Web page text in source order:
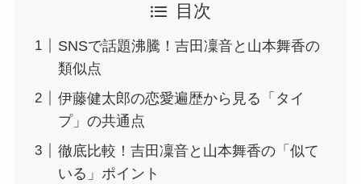
目次
SNSで話題沸騰！吉田凜音と山本舞香の
類似点
伊藤健太郎の恋愛遍歴から見る「タイ
プ」の共通点
徹底比較！吉田凜音と山本舞香の「似て
いる」ポイント